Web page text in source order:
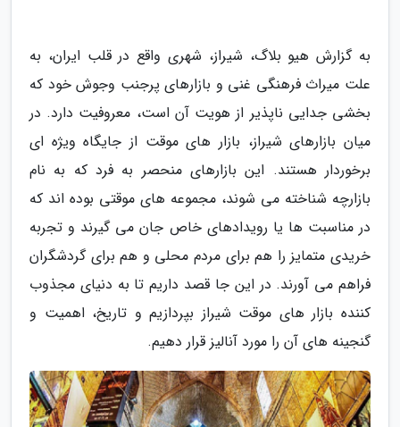
به گزارش هیو بلاگ، شیراز، شهری واقع در قلب ایران، به
علت میراث فرهنگی غنی و بازارهای پرجنب وجوش خود که
بخشی جدایی ناپذیر از هویت آن است، معروفیت دارد. در
میان بازارهای شیراز، بازار های موقت از جایگاه ویژه ای
برخوردار هستند. این بازارهای منحصر به فرد که به نام
بازارچه شناخته می شوند، مجموعه های موقتی بوده اند که
در مناسبت ها یا رویدادهای خاص جان می گیرند و تجربه
خریدی متمایز را هم برای مردم محلی و هم برای گردشگران
فراهم می آورند. در این جا قصد داریم تا به دنیای مجذوب
کننده بازار های موقت شیراز بپردازیم و تاریخ، اهمیت و
گنجینه های آن را مورد آنالیز قرار دهیم.